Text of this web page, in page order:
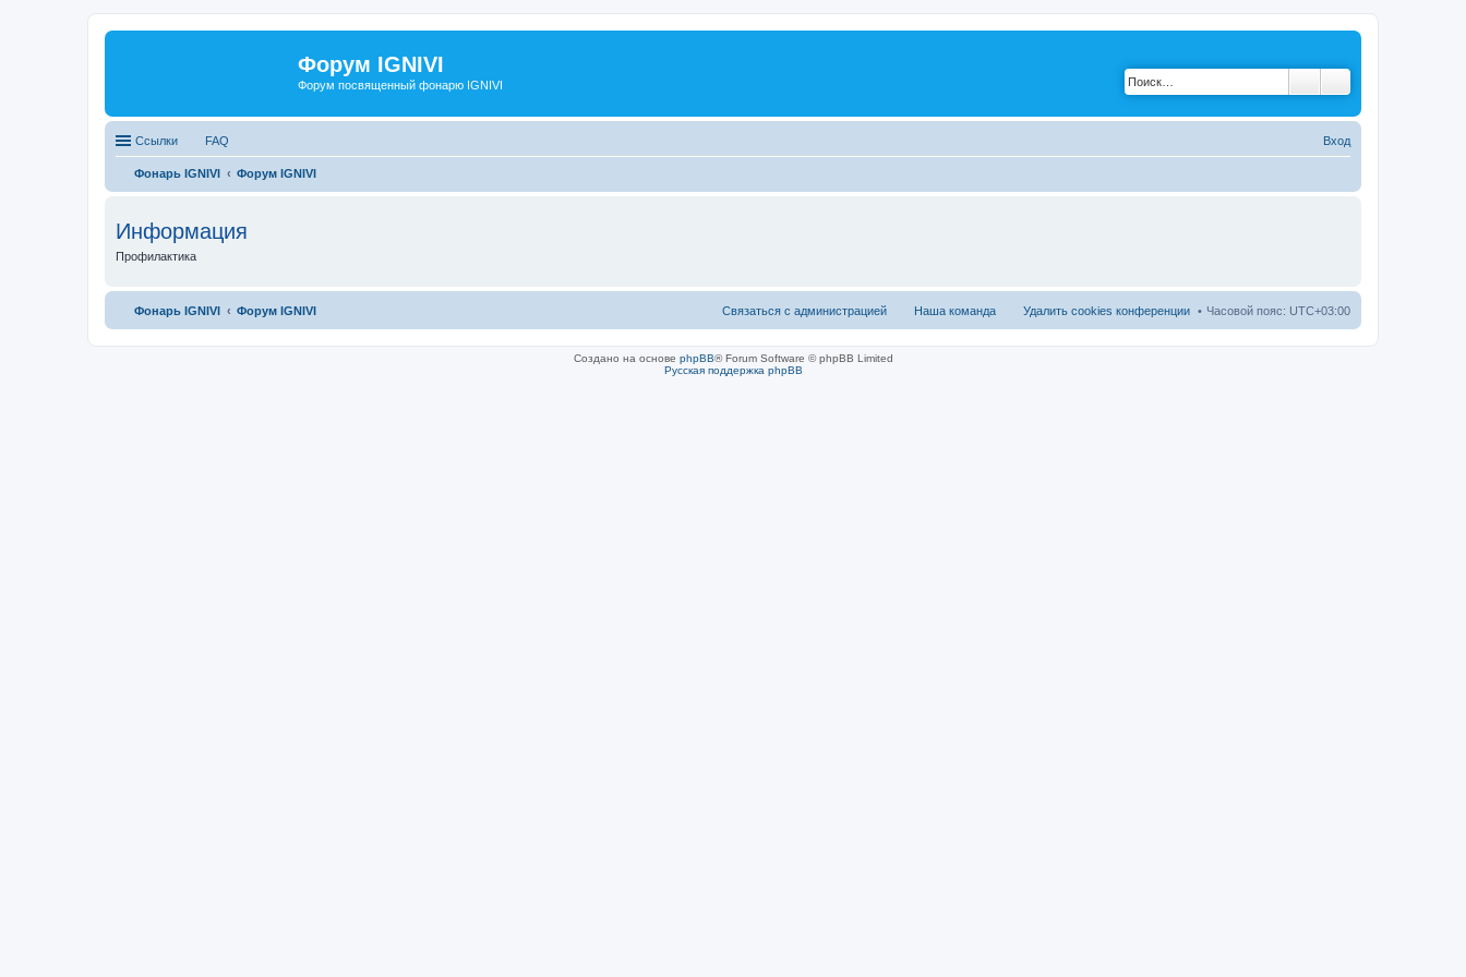
Форум IGNIVI
Форум посвященный фонарю IGNIVI
Ссылки FAQ Вход
Фонарь IGNIVI Форум IGNIVI
Информация
Профилактика
Фонарь IGNIVI Форум IGNIVI Часовой пояс: UTC+03:00
Удалить cookies конференции
Наша команда
Связаться с администрацией
Создано на основе phpBB® Forum Software © phpBB Limited
Русская поддержка phpBB